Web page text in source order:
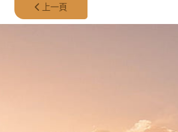
上一篇文章: 第 353 集 - 失蹤的 Jamison
上一頁